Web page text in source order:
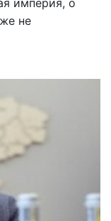
империя, о
не